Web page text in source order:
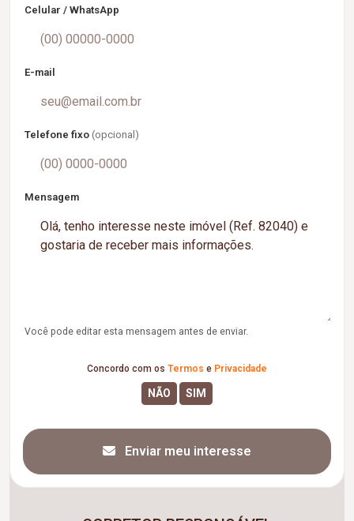
Celular / WhatsApp
E-mail
Telefone fixo (opcional)
Mensagem
Você pode editar esta mensagem antes de enviar.
Concordo com os Termos e Privacidade
Enviar meu interesse